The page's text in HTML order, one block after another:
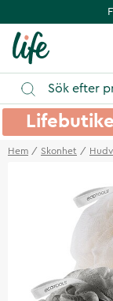
Hem Skonhet